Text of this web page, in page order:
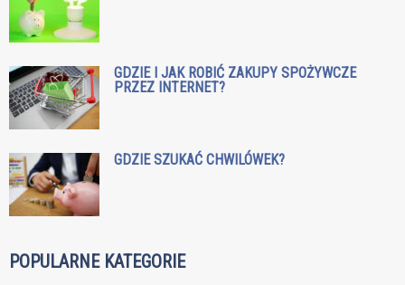
GDZIE I JAK ROBIĆ ZAKUPY SPOŻYWCZE
PRZEZ INTERNET?
GDZIE SZUKAĆ CHWILÓWEK?
POPULARNE KATEGORIE